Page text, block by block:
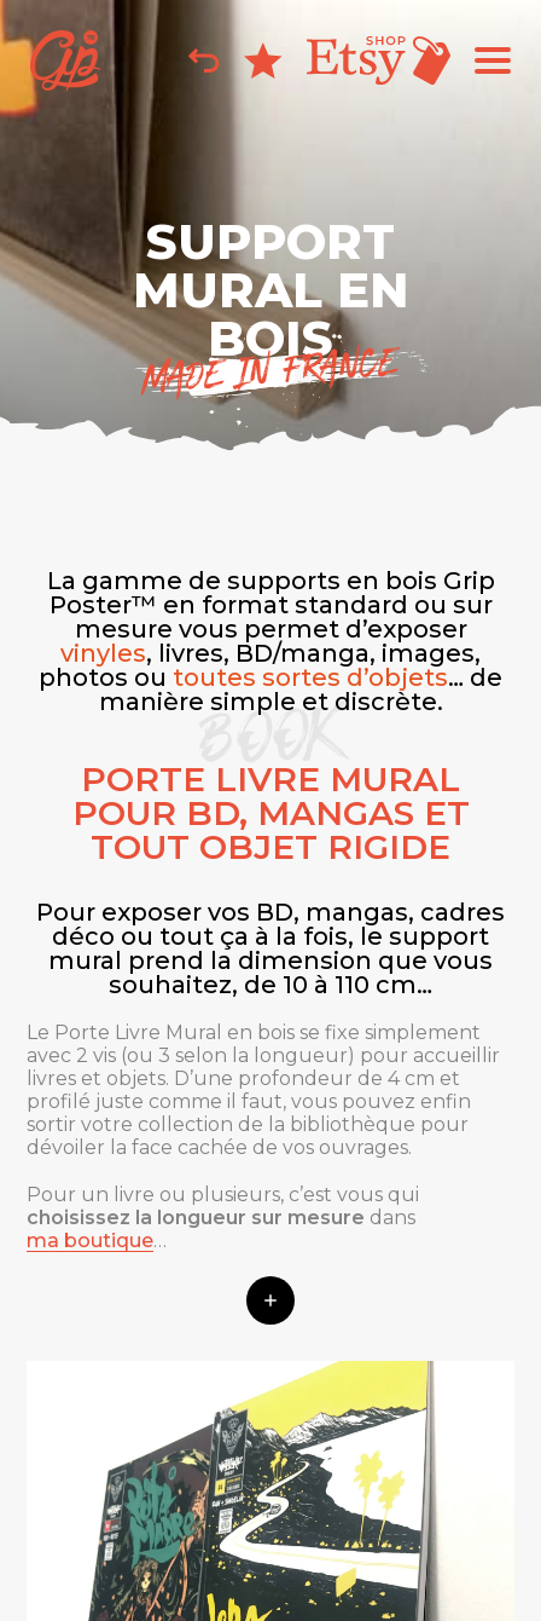
SUPPORT
MURAL EN
BOIS
MADE IN FRANCE
La gamme de supports en bois Grip
Poster™ en format standard ou sur
mesure vous permet d’exposer
vinyles, livres, BD/manga, images,
photos ou toutes sortes d’objets… de
manière simple et discrète.
BOOK
PORTE LIVRE MURAL
POUR BD, MANGAS ET
TOUT OBJET RIGIDE
Pour exposer vos BD, mangas, cadres
déco ou tout ça à la fois, le support
mural prend la dimension que vous
souhaitez, de 10 à 110 cm…
Le Porte Livre Mural en bois se fixe simplement
avec 2 vis (ou 3 selon la longueur) pour accueillir
livres et objets. D’une profondeur de 4 cm et
profilé juste comme il faut, vous pouvez enfin
sortir votre collection de la bibliothèque pour
dévoiler la face cachée de vos ouvrages.
Pour un livre ou plusieurs, c’est vous qui
choisissez la longueur sur mesure dans
ma boutique…